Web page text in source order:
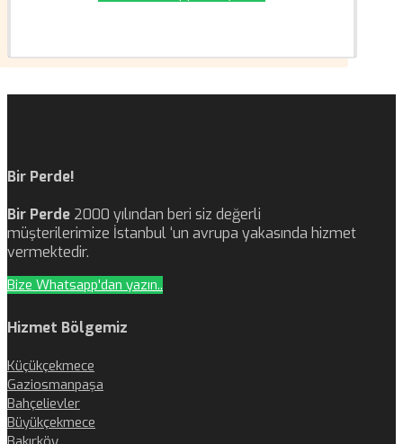
Bir Perde!
Bir Perde 2000 yılından beri siz değerli
müşterilerimize İstanbul ‘un avrupa yakasında hizmet
vermektedir.
Bize Whatsapp'dan yazın..
Hizmet Bölgemiz
Küçükçekmece
Gaziosmanpaşa
Bahçelievler
Büyükçekmece